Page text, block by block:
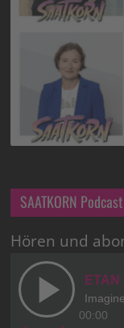
SAATKORN Podcast
Hören und